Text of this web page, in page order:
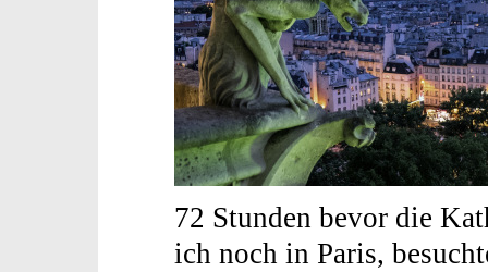
72 Stunden bevor die
ich noch in Paris,